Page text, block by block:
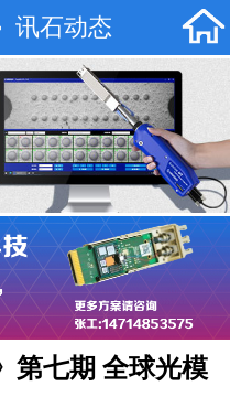
讯石动态
第七期 全球光模